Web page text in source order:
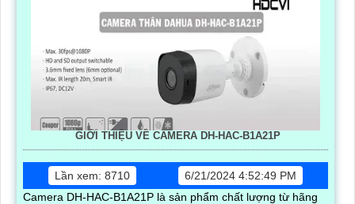
GIỚI THIỆU VỀ CAMERA DH-HAC-B1A21P
Lần xem: 8710
6/21/2024 4:52:49 PM
Camera DH-HAC-B1A21P là sản phẩm chất lượng từ hãng